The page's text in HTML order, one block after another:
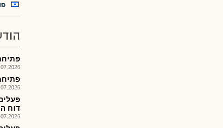
פתיחת
14:06
פתיחת
14:01
דוח
08:57